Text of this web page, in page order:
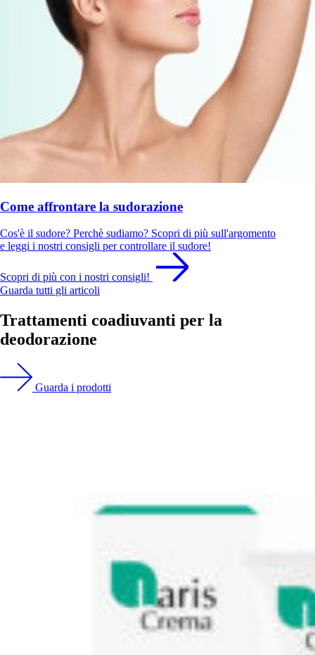
Come affrontare la sudorazione
Cos'è il sudore? Perchè sudiamo? Scopri di più sull'argomento
e leggi i nostri consigli per controllare il sudore!
Scopri di più con i nostri consigli!
Guarda tutti gli articoli
Trattamenti coadiuvanti per la
deodorazione
Guarda i prodotti